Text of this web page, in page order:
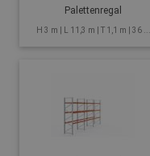
Palettenregal
H 3 m | L 11,3 m | T 1,1 m | 36 ...